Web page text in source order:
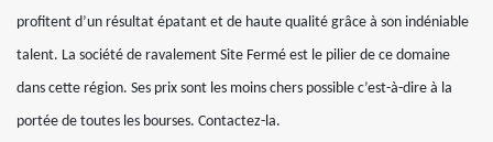
profitent d’un résultat épatant et de haute qualité grâce à son indéniable
talent. La société de ravalement Site Fermé est le pilier de ce domaine
dans cette région. Ses prix sont les moins chers possible c’est-à-dire à la
portée de toutes les bourses. Contactez-la.